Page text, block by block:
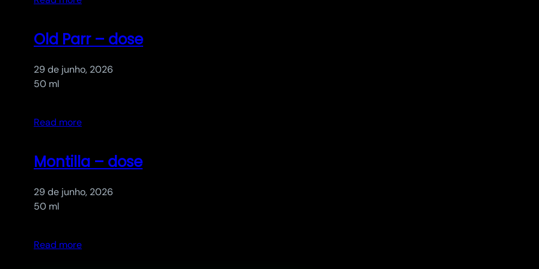
Old Parr – dose
29 de junho, 2026
50 ml
Read more
Montilla – dose
29 de junho, 2026
50 ml
Read more